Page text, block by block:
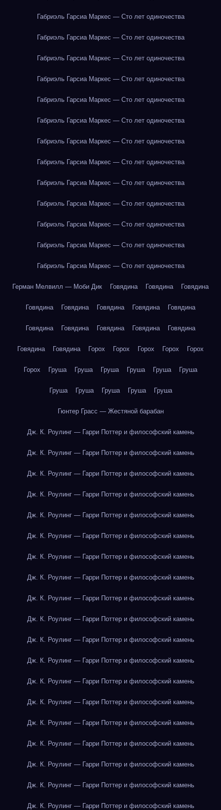
Габриэль Гарсиа Маркес — Сто лет одиночества
Габриэль Гарсиа Маркес — Сто лет одиночества
Габриэль Гарсиа Маркес — Сто лет одиночества
Габриэль Гарсиа Маркес — Сто лет одиночества
Габриэль Гарсиа Маркес — Сто лет одиночества
Габриэль Гарсиа Маркес — Сто лет одиночества
Габриэль Гарсиа Маркес — Сто лет одиночества
Габриэль Гарсиа Маркес — Сто лет одиночества
Габриэль Гарсиа Маркес — Сто лет одиночества
Габриэль Гарсиа Маркес — Сто лет одиночества
Габриэль Гарсиа Маркес — Сто лет одиночества
Габриэль Гарсиа Маркес — Сто лет одиночества
Габриэль Гарсиа Маркес — Сто лет одиночества
Герман Мелвилл — Моби Дик Говядина Говядина Говядина
Говядина Говядина Говядина Говядина Говядина
Говядина Говядина Говядина Говядина Говядина
Говядина Говядина Горох Горох Горох Горох Горох
Горох Груша Груша Груша Груша Груша Груша
Груша Груша Груша Груша Груша
Гюнтер Грасс — Жестяной барабан
Дж. К. Роулинг — Гарри Поттер и философский камень
Дж. К. Роулинг — Гарри Поттер и философский камень
Дж. К. Роулинг — Гарри Поттер и философский камень
Дж. К. Роулинг — Гарри Поттер и философский камень
Дж. К. Роулинг — Гарри Поттер и философский камень
Дж. К. Роулинг — Гарри Поттер и философский камень
Дж. К. Роулинг — Гарри Поттер и философский камень
Дж. К. Роулинг — Гарри Поттер и философский камень
Дж. К. Роулинг — Гарри Поттер и философский камень
Дж. К. Роулинг — Гарри Поттер и философский камень
Дж. К. Роулинг — Гарри Поттер и философский камень
Дж. К. Роулинг — Гарри Поттер и философский камень
Дж. К. Роулинг — Гарри Поттер и философский камень
Дж. К. Роулинг — Гарри Поттер и философский камень
Дж. К. Роулинг — Гарри Поттер и философский камень
Дж. К. Роулинг — Гарри Поттер и философский камень
Дж. К. Роулинг — Гарри Поттер и философский камень
Дж. К. Роулинг — Гарри Поттер и философский камень
Дж. К. Роулинг — Гарри Поттер и философский камень